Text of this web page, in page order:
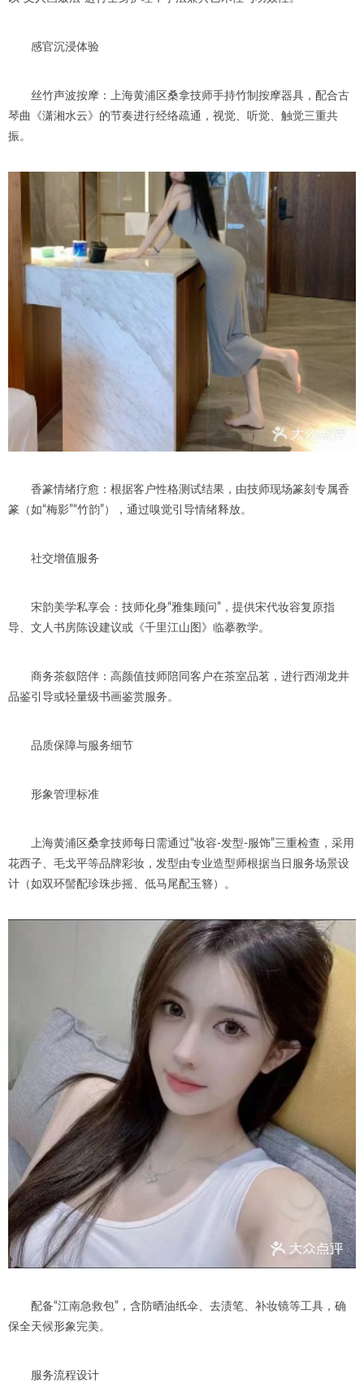
感官沉浸体验
丝竹声波按摩：上海黄浦区桑拿技师手持竹制按摩器具，配合古
琴曲《潇湘水云》的节奏进行经络疏通，视觉、听觉、触觉三重共
振。
香篆情绪疗愈：根据客户性格测试结果，由技师现场篆刻专属香
篆（如“梅影”“竹韵”），通过嗅觉引导情绪释放。
社交增值服务
宋韵美学私享会：技师化身“雅集顾问”，提供宋代妆容复原指
导、文人书房陈设建议或《千里江山图》临摹教学。
商务茶叙陪伴：高颜值技师陪同客户在茶室品茗，进行西湖龙井
品鉴引导或轻量级书画鉴赏服务。
品质保障与服务细节
形象管理标准
上海黄浦区桑拿技师每日需通过“妆容-发型-服饰”三重检查，采用
花西子、毛戈平等品牌彩妆，发型由专业造型师根据当日服务场景设
计（如双环髻配珍珠步摇、低马尾配玉簪）。
配备“江南急救包”，含防晒油纸伞、去渍笔、补妆镜等工具，确
保全天候形象完美。
服务流程设计